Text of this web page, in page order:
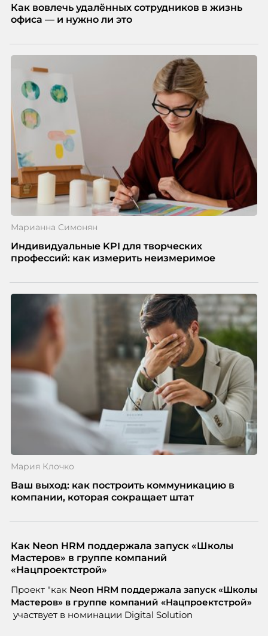
Как вовлечь удалённых сотрудников в жизнь
офиса — и нужно ли это
Марианна Симонян
Индивидуальные KPI для творческих
профессий: как измерить неизмеримое
Мария Клочко
Ваш выход: как построить коммуникацию в
компании, которая сокращает штат
Как Neon HRM поддержала запуск «Школы
Мастеров» в группе компаний
«Нацпроектстрой»
Проект "как Neon HRM поддержала запуск «Школы
Мастеров» в группе компаний «Нацпроектстрой»
участвует в номинации Digital Solution